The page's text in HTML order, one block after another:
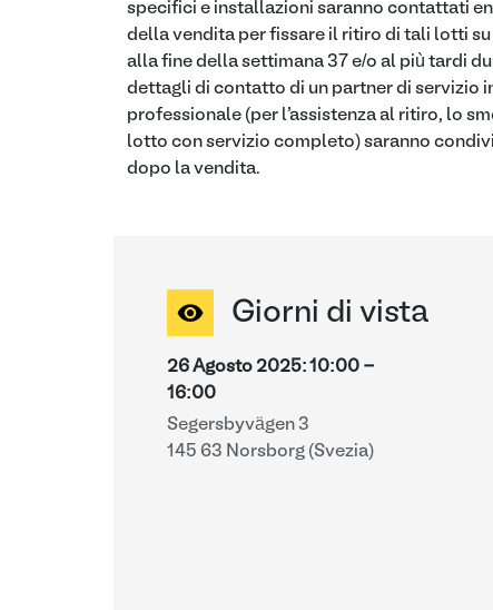
specifici e installazioni saranno contattati
della vendita per fissare il ritiro di tali lotti
alla fine della settimana 37 e/o al più tardi
dettagli di contatto di un partner di servizio
professionale (per l'assistenza al ritiro, lo
lotto con servizio completo) saranno
dopo la vendita.
Giorni di vista
26 Agosto 2025: 10:00 -
16:00
Segersbyvägen 3
145 63 Norsborg (Svezia)